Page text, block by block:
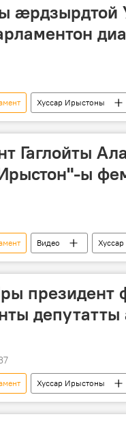
Хуссар Ирыстоны
Гаглойты
ы
Видео
президент
Хуссар Ирыстоны